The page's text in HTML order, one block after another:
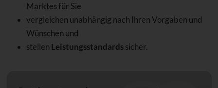
Marktes für Sie
vergleichen unabhängig nach Ihren Vorgaben und
Wünschen und
stellen Leistungsstandardssicher.